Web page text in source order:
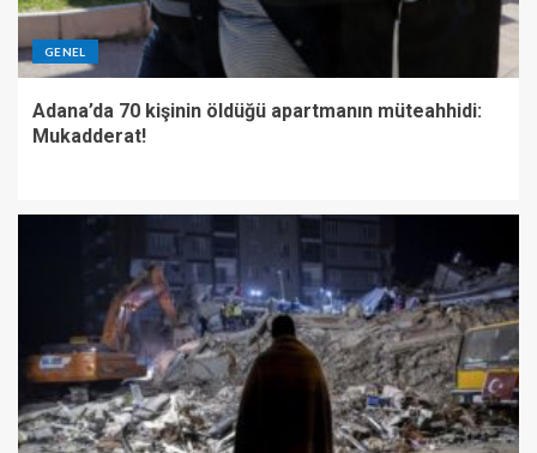
GENEL
Adana’da 70 kişinin öldüğü apartmanın müteahhidi:
Mukadderat!